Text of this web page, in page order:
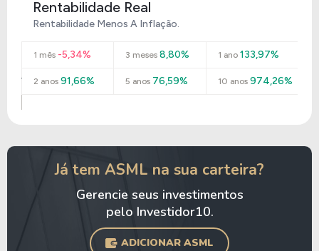
Rentabilidade Real
Rentabilidade Menos A Inflação.
1 mês -5,34% 3 meses 8,80% 1 ano133,97%
2 anos 91,66% 5 anos 76,59% 10 anos974,26%
Já tem ASML na sua carteira?
Gerencie seus investimentos
pelo Investidor10.
ADICIONAR ASML